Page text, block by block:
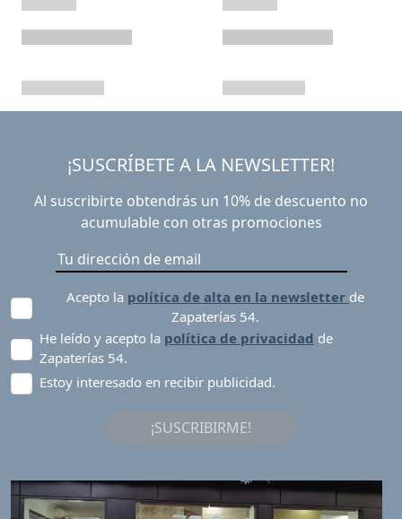
¡SUSCRÍBETE A LA NEWSLETTER!
Al suscribirte obtendrás un 10% de descuento no
acumulable con otras promociones
Acepto la política de alta en la newsletter de
Zapaterías 54.
He leído y acepto la política de privacidad de
Zapaterías 54.
Estoy interesado en recibir publicidad.
¡SUSCRIBIRME!